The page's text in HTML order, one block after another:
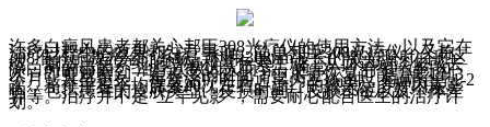
许多白癜风患者都关心邦臣308光疗仪的使用方法，以及它在
治疗过程中的效果和注意事项。简单邦臣308光疗仪，又称
308准分子激光治疗系统，利用308nm波长的激光照射白斑区
域，刺激黑色素细胞增殖和黑色素生成，从而达到淡化或去
除白斑的目的。 治疗次数因人而异，通常一个疗程（约10
次）即可观察到一定程度的变化，但尽量恢复可能需要1到3
个月，甚至更久。每次治疗时间通常为2-3分钟，每周治疗1-2
次，整个疗程平均需要20次左右。治疗的效果受多种因素影
响，包括患者的皮肤类型、皮损时间、皮损部位以及个体差
异等。治疗并不是“立竿见影”，需要耐心配合医生的治疗计
划。